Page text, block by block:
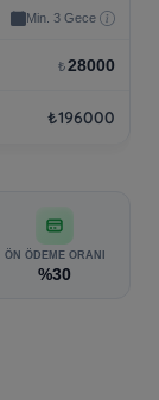
Min. 3 Gece
₺28000
₺196000
ÖN ÖDEME ORANI
%30